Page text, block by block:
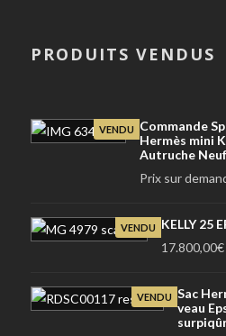
PRODUITS VENDUS
VENDU
Commande
Hermès mini
Autruche Neuf
Prix sur
VENDU
KELLY 25
17.800,00€
VENDU Sac
veau